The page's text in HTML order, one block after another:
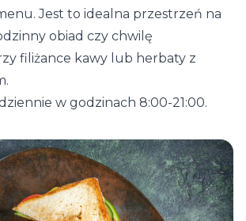
Jest to idealna przestrzeń na
obiad czy chwilę
filiżance kawy lub herbaty z
w godzinach 8:00-21:00.